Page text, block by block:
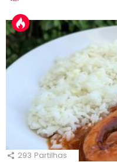
293 Partilhas